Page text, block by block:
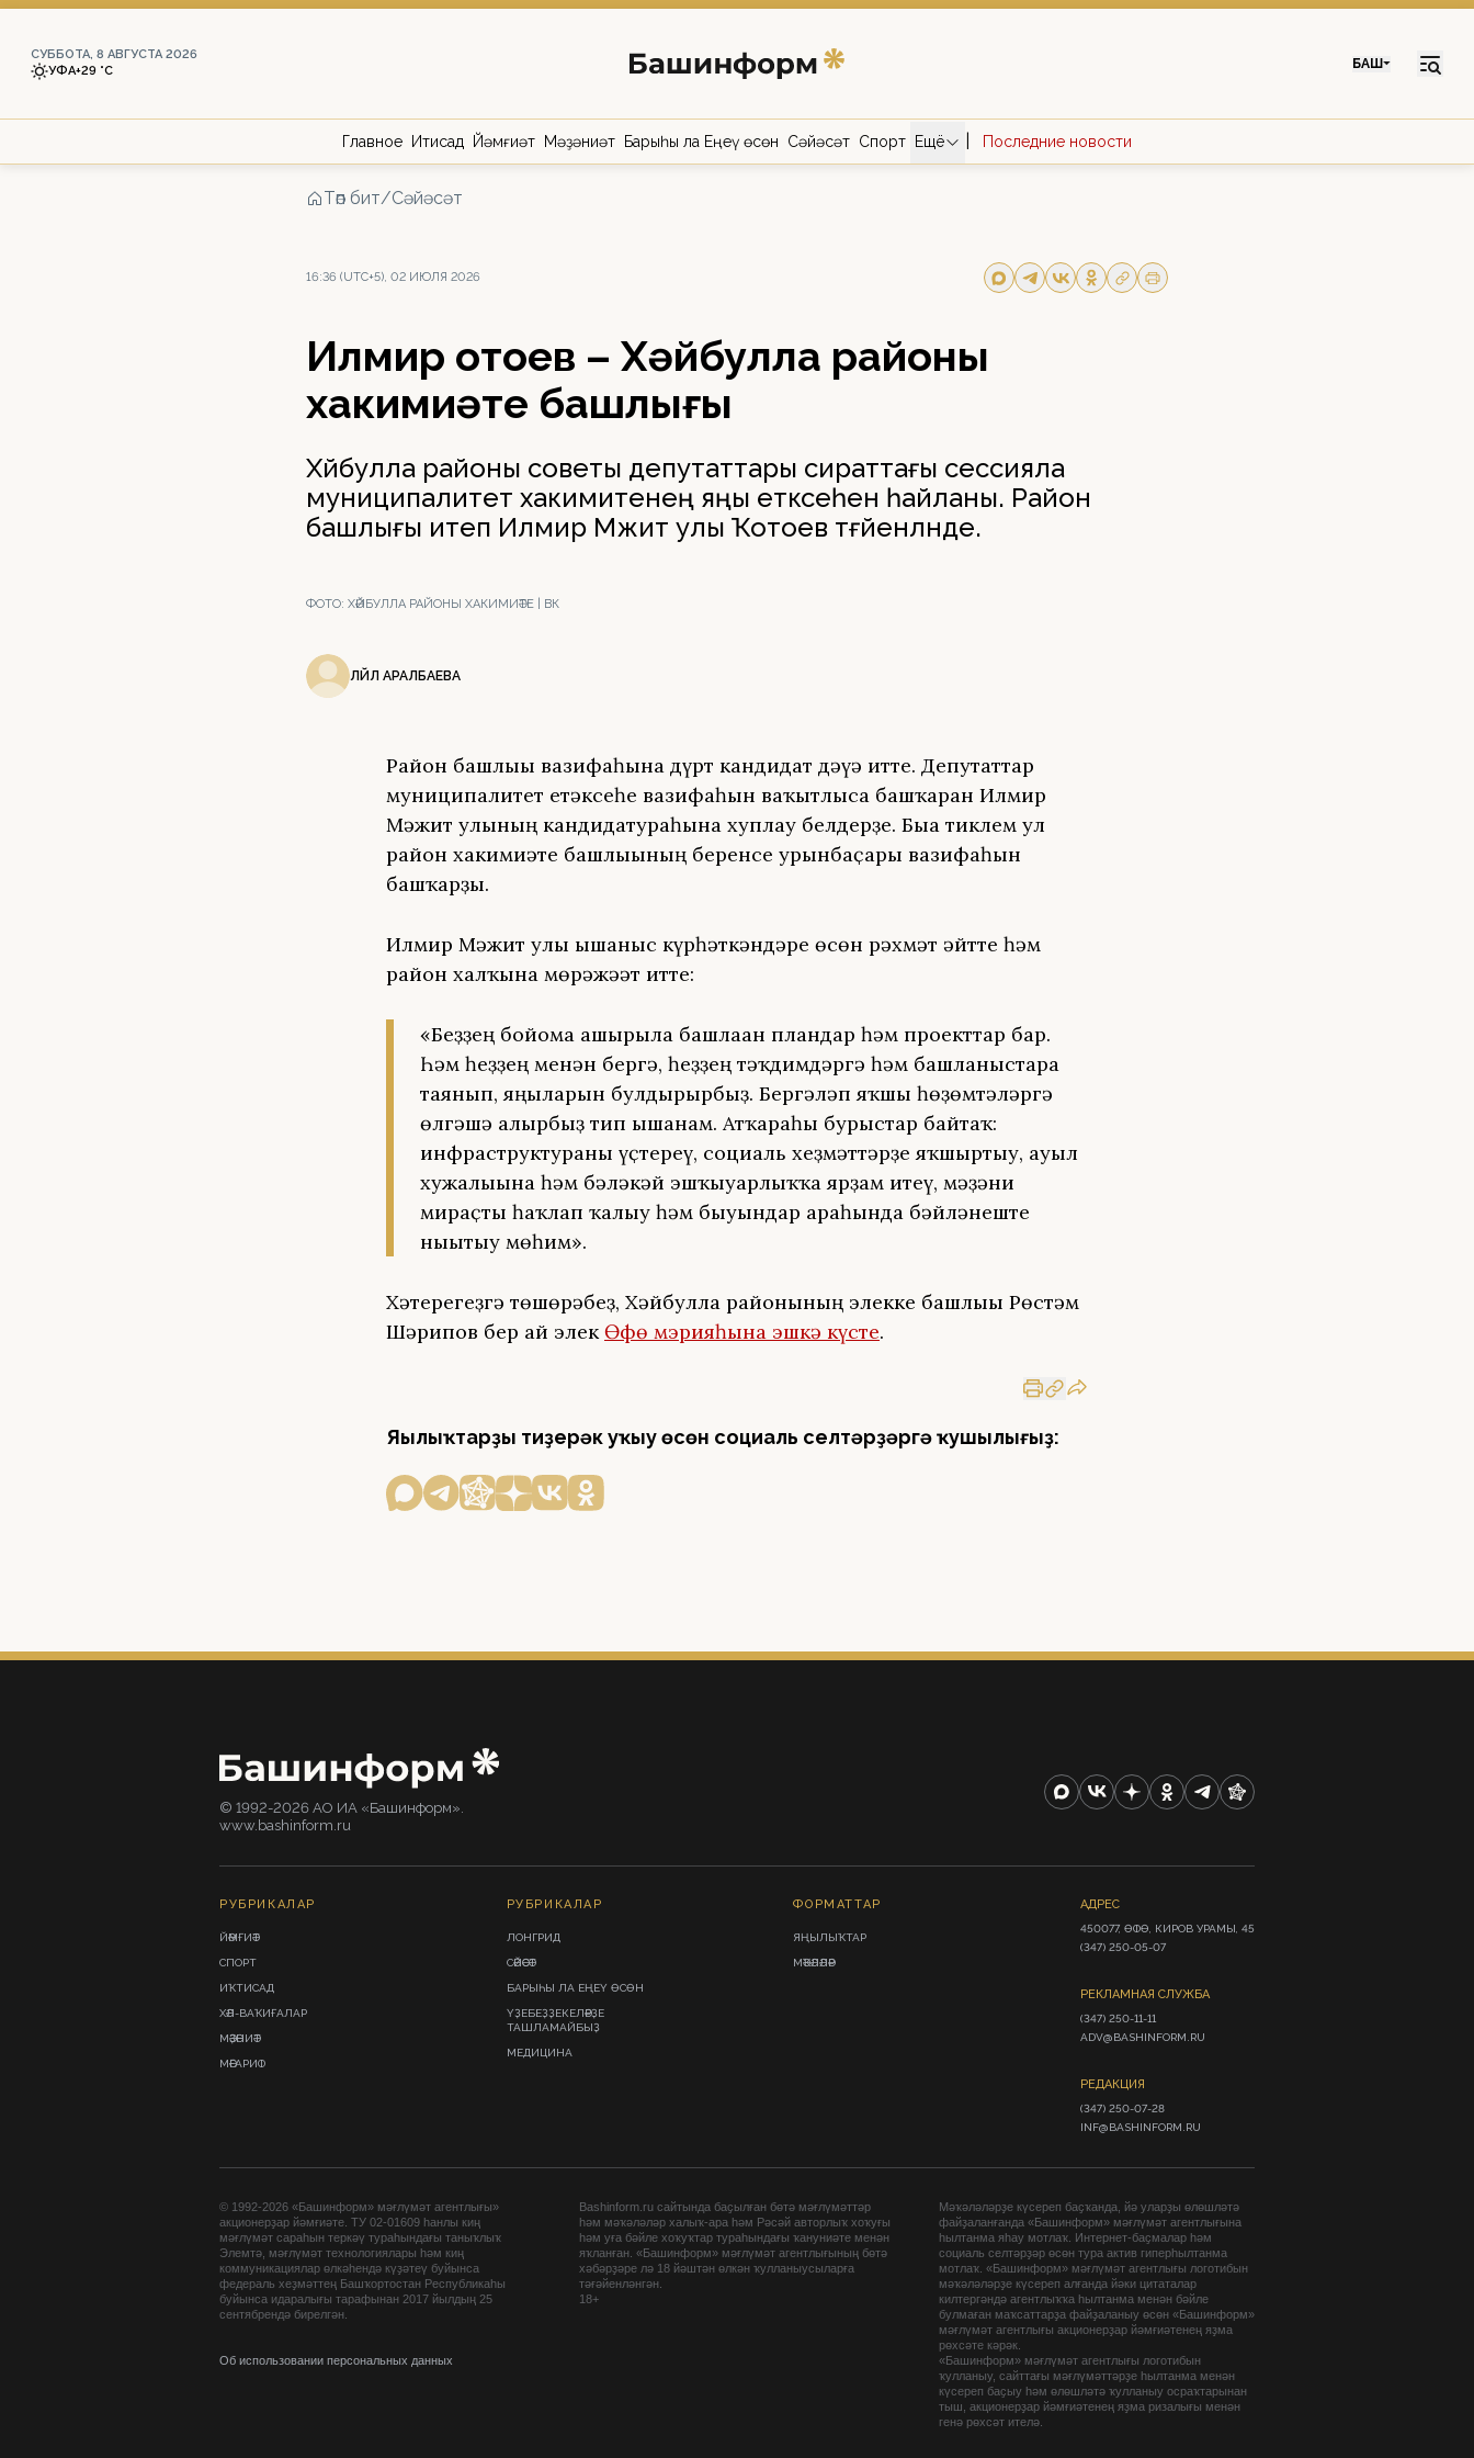
СУББОТА, 8 АВГУСТА 2026
УФА+29 °С БАШ
Главное Иҡтисад Йәмғиәт Мәҙәниәт Барыһы ла Еңеү өсөн Сәйәсәт Спорт Ещё Последние новости
Төп бит/Сәйәсәт
16:36 (UTC+5), 02 ИЮЛЯ 2026
Илмир Ҡотоев – Хәйбулла районы
хакимиәте башлығы
Хәйбулла районы советы депутаттары сираттағы сессияла
муниципалитет хакимиәтенең яңы етәксеһен һайланы. Район
башлығы итеп Илмир Мәжит улы Ҡотоев тәғәйенләнде.
ФОТО: ХӘЙБУЛЛА РАЙОНЫ ХАКИМИӘТЕ | ВК
ЛӘЙЛӘ АРАЛБАЕВА
Район башлығы вазифаһына дүрт кандидат дәғүә итте. Депутаттар
муниципалитет етәксеһе вазифаһын ваҡытлыса башҡарған Илмир
Мәжит улының кандидатураһына хуплау белдерҙе. Быға тиклем ул
район хакимиәте башлығының беренсе урынбаҫары вазифаһын
башҡарҙы.
Илмир Мәжит улы ышаныс күрһәткәндәре өсөн рәхмәт әйтте һәм
район халҡына мөрәжәғәт итте:
«Беҙҙең бойомға ашырыла башлаған пландар һәм проекттар бар.
Һәм һеҙҙең менән бергә, һеҙҙең тәҡдимдәргә һәм башланғыстарға
таянып, яңыларын булдырырбыҙ. Бергәләп яҡшы һөҙөмтәләргә
өлгәшә алырбыҙ тип ышанам. Атҡараһы бурыстар байтаҡ:
инфраструктураны үҫтереү, социаль хеҙмәттәрҙе яҡшыртыу, ауыл
хужалығына һәм бәләкәй эшҡыуарлыҡҡа ярҙам итеү, мәҙәни
мираҫты һаҡлап ҡалыу һәм быуындар араһында бәйләнеште
нығытыу мөһим».
Хәтерегеҙгә төшөрәбеҙ, Хәйбулла районының элекке башлығы Рөстәм
Шәрипов бер ай элекӨфө мэрияһына эшкә күсте.
Яңылыҡтарҙы тиҙерәк уҡыу өсөн социаль селтәрҙәргә ҡушылығыҙ:
© 1992-2026 АО ИА «Башинформ».
www.bashinform.ru
РУБРИКАЛАР
ЙӘМҒИӘТ
СПОРТ
ИҠТИСАД
ХӘЛ-ВАҠИҒАЛАР
МӘҘӘНИӘТ
МӘҒАРИФ
РУБРИКАЛАР
ЛОНГРИД
СӘЙӘСӘТ
БАРЫҺЫ ЛА ЕҢЕҮ ӨСӨН
ҮҘЕБЕҘҘЕКЕЛӘРҘЕ
ТАШЛАМАЙБЫҘ
МЕДИЦИНА
ФОРМАТТАР
ЯҢЫЛЫҠТАР
МӘҠӘЛӘЛӘР
АДРЕС
450077, ӨФӨ, КИРОВ УРАМЫ, 45
(347) 250-05-07
РЕКЛАМНАЯ СЛУЖБА
(347) 250-11-11
ADV@BASHINFORM.RU
РЕДАКЦИЯ
(347) 250-07-28
INF@BASHINFORM.RU
© 1992-2026 «Башинформ» мәғлүмәт агентлығы»
акционерҙар йәмғиәте. ТУ 02-01609 һанлы киң
мәғлүмәт сараһын теркәү тураһындағы таныҡлыҡ
Элемтә, мәғлүмәт технологиялары һәм киң
коммуникациялар өлкәһендә күҙәтеү буйынса
федераль хеҙмәттең Башҡортостан Республикаһы
буйынса идаралығы тарафынан 2017 йылдың 25
сентябрендә бирелгән.
Об использовании персональных данных
Bashinform.ru сайтында баҫылған бөтә мәғлүмәттәр
һәм мәҡәләләр халыҡ-ара һәм Рәсәй авторлыҡ хоҡуғы
һәм уға бәйле хоҡуҡтар тураһындағы ҡануниәте менән
яҡланған. «Башинформ» мәғлүмәт агентлығының бөтә
хәбәрҙәре лә 18 йәштән өлкән ҡулланыусыларға
тәғәйенләнгән.
18+
Мәҡәләләрҙе күсереп баҫҡанда, йә уларҙы өлөшләтә
файҙаланғанда «Башинформ» мәғлүмәт агентлығына
һылтанма яһау мотлаҡ. Интернет-баҫмалар һәм
социаль селтәрҙәр өсөн тура актив гиперһылтанма
мотлаҡ. «Башинформ» мәғлүмәт агентлығы логотибын
мәҡәләләрҙе күсереп алғанда йәки цитаталар
килтергәндә агентлыҡҡа һылтанма менән бәйле
булмаған маҡсаттарҙа файҙаланыу өсөн «Башинформ»
мәғлүмәт агентлығы акционерҙар йәмғиәтенең яҙма
рөхсәте кәрәк.
«Башинформ» мәғлүмәт агентлығы логотибын
ҡулланыу, сайттағы мәғлүмәттәрҙе һылтанма менән
күсереп баҫыу һәм өлөшләтә ҡулланыу осраҡтарынан
тыш, акционерҙар йәмғиәтенең яҙма ризалығы менән
генә рөхсәт ителә.